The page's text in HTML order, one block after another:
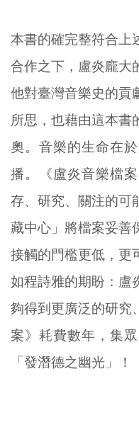
本書的確完整符合上
合作之下，盧炎龐大
他對臺灣音樂史的貢
所思，也藉由這本書
奧。音樂的生命在
播。《盧炎音樂檔
存、研究、關注的可
藏中心」將檔案妥善
接觸的門檻更低，更
如程詩雅的期盼：盧
夠得到更廣泛的研究
案》耗費數年，集
「發潛德之幽光」！